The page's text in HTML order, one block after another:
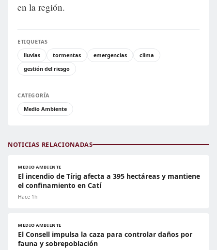
en la región.
ETIQUETAS
lluvias
tormentas emergencias
clima
gestión del riesgo
CATEGORÍA
Medio Ambiente
NOTICIAS RELACIONADAS
MEDIO AMBIENTE
El incendio de Tírig afecta a 395 hectáreas y mantiene
el confinamiento en Catí
Hace 1h
MEDIO AMBIENTE
El Consell impulsa la caza para controlar daños por
fauna y sobrepoblación